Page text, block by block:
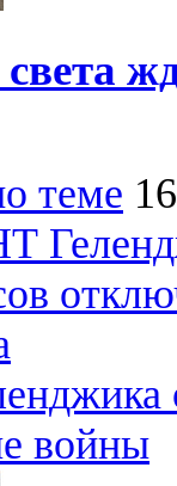
теме
войны